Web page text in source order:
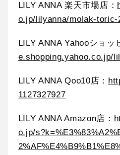
LILY ANNA 楽天市場店：
o.jp/lilyanna/molak-toric-
LILY ANNA Yahooショッ
e.shopping.yahoo.co.jp/
LILY ANNA Qoo10店：
1127327927
LILY ANNA Amazon店：
o.jp/